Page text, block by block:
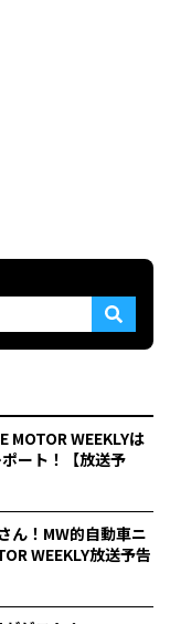
MOTOR WEEKLYは
ート！【放送予
ん！MW的自動車ニ
WEEKLY放送予告